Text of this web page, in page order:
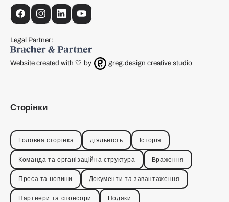
FacebookInstagram
LinkedInYouTube
Legal Partner:
Website created with 🤍 by greg.design creative studio
Сторінки
Головна сторінка діяльність Історія
Команда та організаційна структура Враження
Преса та новини Документи та завантаження
Партнери та спонсори Подяки